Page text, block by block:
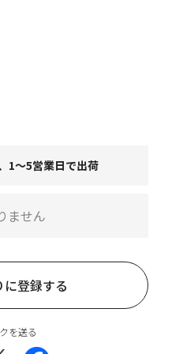
1～5営業日で出荷
登録する
ません
を送る